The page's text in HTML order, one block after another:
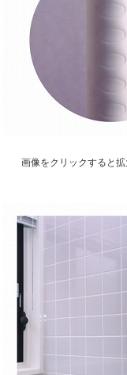
画像をクリックすると